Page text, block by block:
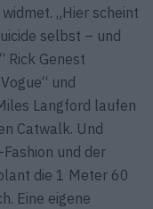
„Hier scheint
selbst – und
Rick Genest
und
Langford laufen
Catwalk. Und
und der
die 1 Meter 60
Eine eigene